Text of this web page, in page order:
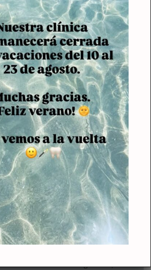
CON
ISABEL?
una primera consulta gratuita y
contigo el mejor tratamiento.
es lo mas importante.
623–918
319 099
CONSULTA
visita no solo será gratuita,